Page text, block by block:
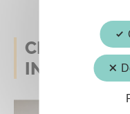
CELA
INTERESSER